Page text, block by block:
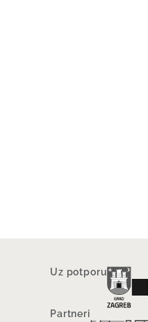
Uz potporu
Partneri